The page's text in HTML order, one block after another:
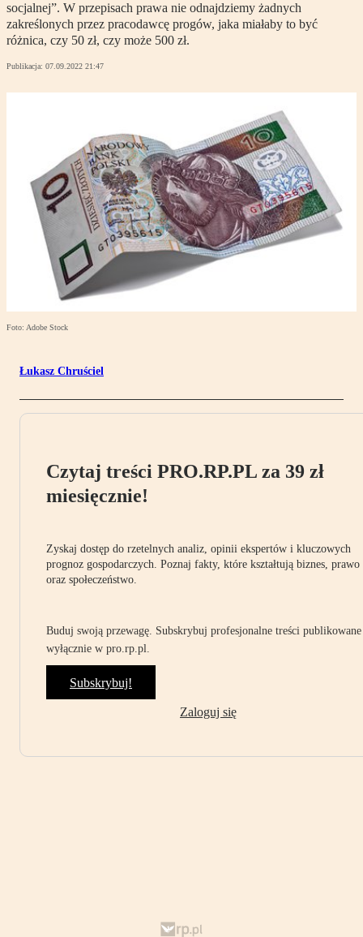
socjalnej”. W przepisach prawa nie odnajdziemy żadnych
zakreślonych przez pracodawcę progów, jaka miałaby to być
różnica, czy 50 zł, czy może 500 zł.
Publikacja: 07.09.2022 21:47
Foto: Adobe Stock
Łukasz Chruściel
Czytaj treści PRO.RP.PL za 39 zł
miesięcznie!
Zyskaj dostęp do rzetelnych analiz, opinii ekspertów i kluczowych
prognoz gospodarczych. Poznaj fakty, które kształtują biznes, prawo
oraz społeczeństwo.
Buduj swoją przewagę. Subskrybuj profesjonalne treści publikowane
wyłącznie w pro.rp.pl.
Subskrybuj!
Zaloguj się